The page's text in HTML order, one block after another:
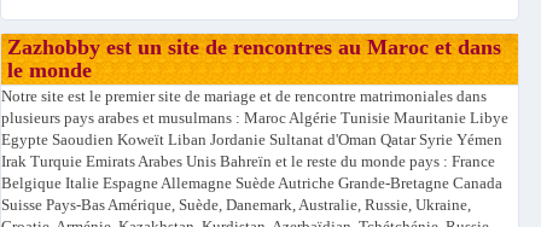
Zazhobby est un site de rencontres au Maroc et dans
le monde
Notre site est le premier site de mariage et de rencontre matrimoniales dans
plusieurs pays arabes et musulmans : Maroc Algérie Tunisie Mauritanie Libye
Egypte Saoudien Koweït Liban Jordanie Sultanat d'Oman Qatar Syrie Yémen
Irak Turquie Emirats Arabes Unis Bahreïn et le reste du monde pays : France
Belgique Italie Espagne Allemagne Suède Autriche Grande-Bretagne Canada
Suisse Pays-Bas Amérique, Suède, Danemark, Australie, Russie, Ukraine,